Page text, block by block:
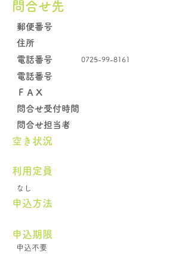
問合せ先
郵便番号
住所
電話番号
0725-99-8161
電話番号
​ＦＡＸ
問合せ受付時間
問合せ担当者
空き状況
​利用定員
なし
申込方法
申込期限
申込不要